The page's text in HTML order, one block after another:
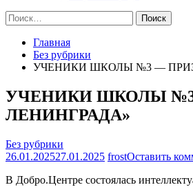
Найти:
Главная
Без рубрики
УЧЕНИКИ ШКОЛЫ №3 —
УЧЕНИКИ ШКОЛЫ №3
ЛЕНИНГРАДА»
Без рубрики
26.01.202527.01.2025 frostОставить
В Добро.Центре состоялась